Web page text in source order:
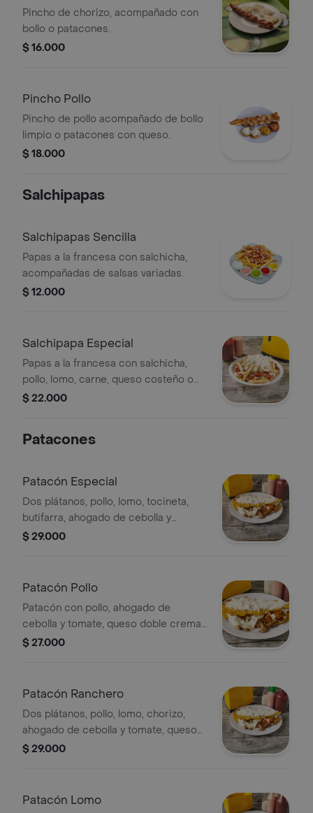
Pincho de chorizo, acompañado con
bollo o patacones.
$ 16.000
Pincho Pollo
Pincho de pollo acompañado de bollo
limpio o patacones con queso.
$ 18.000
Salchipapas
Salchipapas Sencilla
Papas a la francesa con salchicha,
acompañadas de salsas variadas.
$ 12.000
Salchipapa Especial
Papas a la francesa con salchicha,
pollo, lomo, carne, queso costeño o
doble crema y papas chif.
$ 22.000
Patacones
Patacón Especial
Dos plátanos, pollo, lomo, tocineta,
butifarra, ahogado de cebolla y
tomate, queso doble crema y
$ 29.000
Patacón Pollo
Patacón con pollo, ahogado de
cebolla y tomate, queso doble crema
y costeño.
$ 27.000
Patacón Ranchero
Dos plátanos, pollo, lomo, chorizo,
ahogado de cebolla y tomate, queso
doble crema y costeño.
$ 29.000
Patacón Lomo